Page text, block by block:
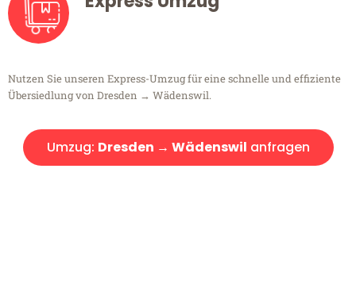
Nutzen Sie unseren Express-Umzug für eine schnelle und effiziente
Übersiedlung von Dresden → Wädenswil.
Umzug: Dresden → Wädenswil anfragen